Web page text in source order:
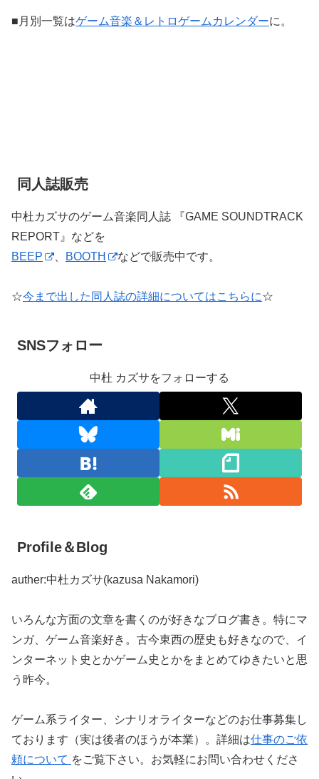
■月別一覧はゲーム音楽＆レトロゲームカレンダーに。
同人誌販売
中杜カズサのゲーム音楽同人誌 『GAME SOUNDTRACK
REPORT』などを
BEEP
BOOTH などで販売中です。
☆今まで出した同人誌の詳細についてはこちらに☆
SNSフォロー
中杜 カズサをフォローする
Profile＆Blog
auther:中杜カズサ(kazusa Nakamori)
いろんな方面の文章を書くのが好きなブログ書き。特にマ
ンガ、ゲーム音楽好き。古今東西の歴史も好きなので、イ
ンターネット史とかゲーム史とかをまとめてゆきたいと思
う昨今。
ゲーム系ライター、シナリオライターなどのお仕事募集し
ております（実は後者のほうが本業）。詳細は仕事のご依
頼について をご覧下さい。お気軽にお問い合わせくださ